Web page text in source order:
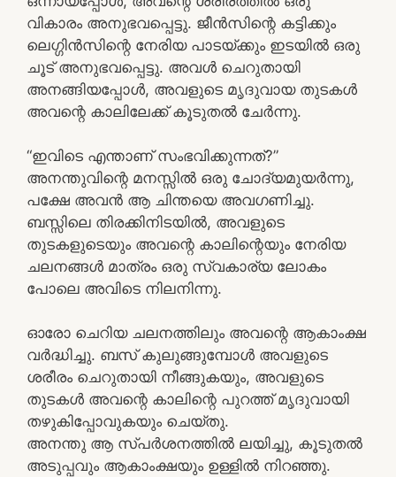
വികാരം അനുഭവപ്പെട്ടു. ജീൻസിന്റെ കട്ടിക്കും
ലെഗ്ഗിൻസിന്റെ നേരിയ പാടയ്ക്കും ഇടയിൽ ഒരു
ചൂട് അനുഭവപ്പെട്ടു. അവൾ ചെറുതായി
അനങ്ങിയപ്പോൾ, അവളുടെ മൃദുവായ തുടകൾ
അവന്റെ കാലിലേക്ക് കൂടുതൽ ചേർന്നു.
“ഇവിടെ എന്താണ് സംഭവിക്കുന്നത്?”
അനന്തുവിന്റെ മനസ്സിൽ ഒരു ചോദ്യമുയർന്നു,
പക്ഷേ അവൻ ആ ചിന്തയെ അവഗണിച്ചു.
ബസ്സിലെ തിരക്കിനിടയിൽ, അവളുടെ
തുടകളുടെയും അവന്റെ കാലിന്റെയും നേരിയ
ചലനങ്ങൾ മാത്രം ഒരു സ്വകാര്യ ലോകം
പോലെ അവിടെ നിലനിന്നു.
ഓരോ ചെറിയ ചലനത്തിലും അവന്റെ ആകാംക്ഷ
വർദ്ധിച്ചു. ബസ് കുലുങ്ങുമ്പോൾ അവളുടെ
ശരീരം ചെറുതായി നീങ്ങുകയും, അവളുടെ
തുടകൾ അവന്റെ കാലിന്റെ പുറത്ത് മൃദുവായി
തഴുകിപ്പോവുകയും ചെയ്തു.
അനന്തു ആ സ്പർശനത്തിൽ ലയിച്ചു, കൂടുതൽ
അടുപ്പവും ആകാംക്ഷയും ഉള്ളിൽ നിറഞ്ഞു.